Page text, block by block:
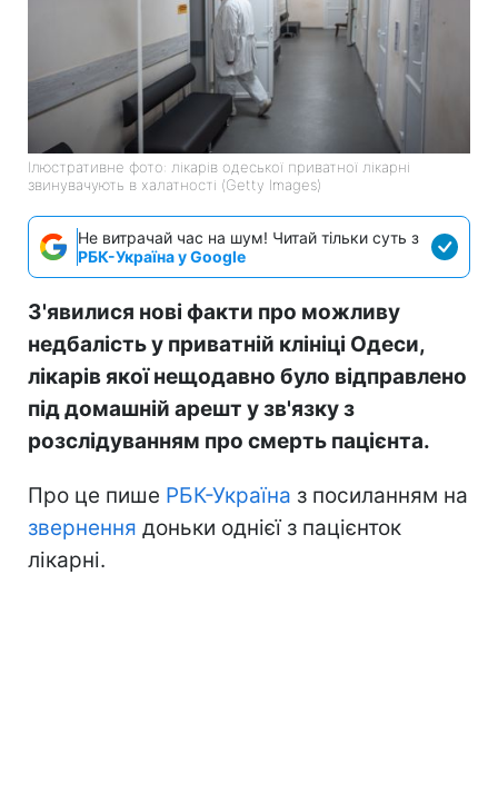
Ілюстративне фото: лікарів одеської приватної лікарні
звинувачують в халатності (Getty Images)
Не витрачай час на шум! Читай тільки суть з
РБК-Україна у Google
З'явилися нові факти про можливу
недбалість у приватній клініці Одеси,
лікарів якої нещодавно було відправлено
під домашній арешт у зв'язку з
розслідуванням про смерть пацієнта.
Про це пише РБК-Україна з посиланням на
звернення доньки однієї з пацієнток
лікарні.